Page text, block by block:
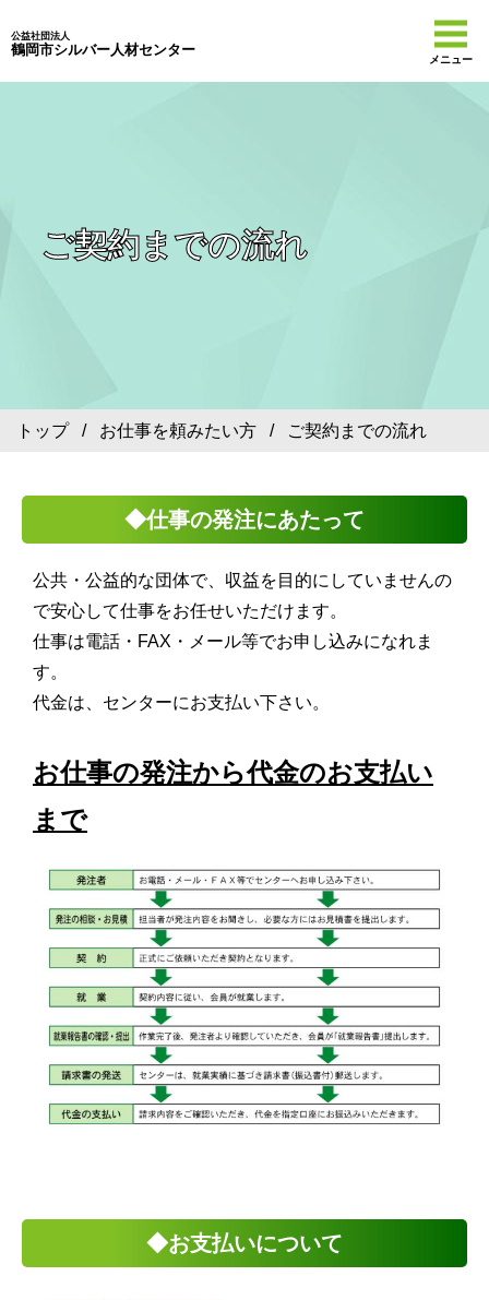
公益社団法人
鶴岡市シルバー人材センター
メニュー
ご契約までの流れ
トップ/ お仕事を頼みたい方 / ご契約までの流れ
◆仕事の発注にあたって
公共・公益的な団体で、収益を目的にしていませんの
で安心して仕事をお任せいただけます。
仕事は電話・FAX・メール等でお申し込みになれま
す。
代金は、センターにお支払い下さい。
お仕事の発注から代金のお支払い
まで
◆お支払いについて